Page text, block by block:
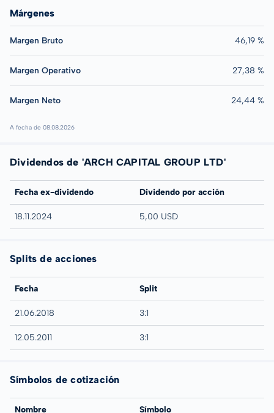
Márgenes
Margen Bruto 46,19 %
Margen Operativo 27,38 %
Margen Neto 24,44 %
A fecha de 08.08.2026
Dividendos de 'ARCH CAPITAL GROUP LTD'
Fecha ex-dividendo Dividendo por acción
18.11.2024 5,00 USD
Splits de acciones
Fecha Split
21.06.2018 3:1
12.05.2011 3:1
Símbolos de cotización
Nombre Símbolo